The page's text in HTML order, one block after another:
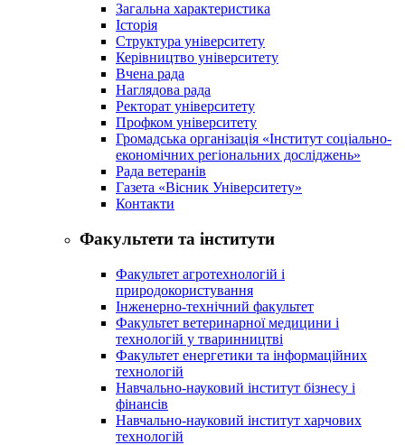
Загальна характеристика
Історія
Структура університету
Керівництво університету
Вчена рада
Наглядова рада
Ректорат університету
Профком університету
Громадська організація «Інститут соціально-
економічних регіональних досліджень»
Рада ветеранів
Газета «Вісник Університету»
Контакти
Факультети та інститути
Факультет агротехнологій і
природокористування
Інженерно-технічний факультет
Факультет ветеринарної медицини і
технологій у тваринництві
Факультет енергетики та інформаційних
технологій
Навчально-науковий інститут бізнесу і
фінансів
Навчально-науковий інститут харчових
технологій